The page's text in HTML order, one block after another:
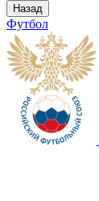
Назад
Футбол